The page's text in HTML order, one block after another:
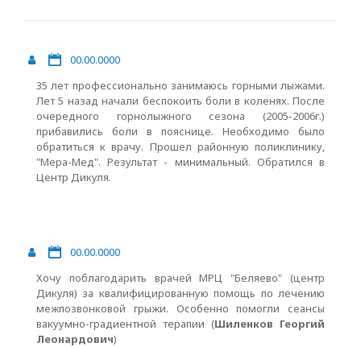
00.00.0000
35 лет профессионально занимаюсь горными лыжами.
Лет 5 назад начали беспокоить боли в коленях. После
очередного горнолыжного сезона (2005-2006г.)
прибавились боли в пояснице. Необходимо было
обратиться к врачу. Прошел районную поликлинику,
"Мера-Мед". Результат - минимальный. Обратился в
Центр Дикуля.
00.00.0000
Хочу поблагодарить врачей МРЦ "Беляево" (центр
Дикуля) за квалифицированную помощь по лечению
межпозвонковой грыжи. Особенно помогли сеансы
вакуумно-градиентной терапии (Шиленков Георгий
Леонардович)